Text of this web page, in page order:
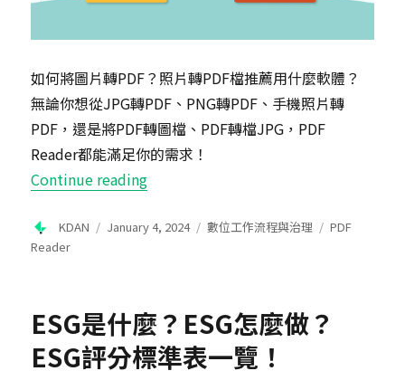
如何將圖片轉PDF？照片轉PDF檔推薦用什麼軟體？
無論你想從JPG轉PDF、PNG轉PDF、手機照片轉
PDF，還是將PDF轉圖檔、PDF轉檔JPG，PDF
Reader都能滿足你的需求！
Continue reading“圖片轉PDF推薦PDF Reader，快速
Author
KDAN
Posted
January 4, 2024 Categories
數位工作流程與治理 Tags
PDF
Reader
ESG是什麼？ESG怎麼做？
ESG評分標準表一覽！